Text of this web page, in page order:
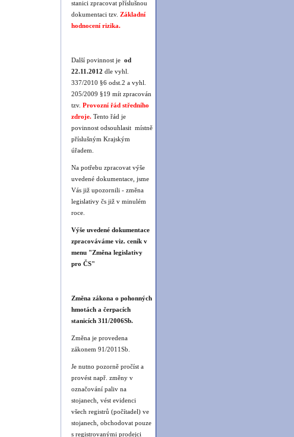
stanici zpracovat příslušnou
dokumentaci tzv. Základní
hodnocení rizika.
Další povinnost je od
22.11.2012 dle vyhl.
337/2010 §6 odst.2 a vyhl.
205/2009 §19 mít zpracován
tzv. Provozní řád středního
zdroje. Tento řád je
povinnost odsouhlasit místně
příslušným Krajským
úřadem.
Na potřebu zpracovat výše
uvedené dokumentace, jsme
Vás již upozornili - změna
legislativy čs již v minulém
roce.
Výše uvedené dokumentace
zpracováváme viz. ceník v
menu "Změna legislativy
pro ČS"
Změna zákona o pohonných
hmotách a čerpacích
stanicích 311/2006Sb.
Změna je provedena
zákonem 91/2011Sb.
Je nutno pozorně pročíst a
provést např. změny v
označování paliv na
stojanech, vést evidenci
všech registrů (počítadel) ve
stojanech, obchodovat pouze
s registrovanými prodejci